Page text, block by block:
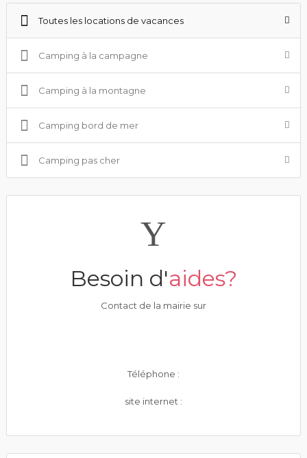
Toutes les locations de vacances
Camping à la campagne
Camping à la montagne
Camping bord de mer
Camping pas cher
Besoin d'aides?
Contact de la mairie sur
Téléphone :
site internet :